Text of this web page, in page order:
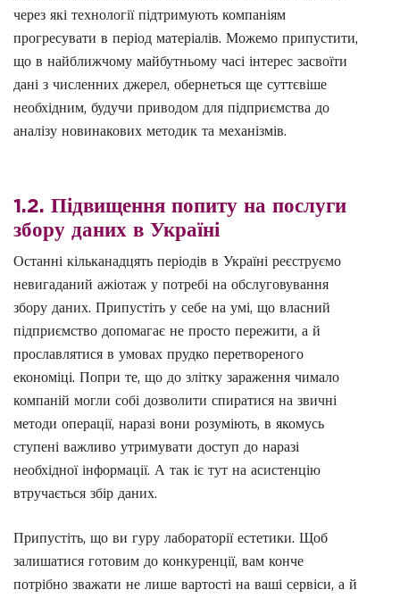
через які технології підтримують компаніям
прогресувати в період матеріалів. Можемо припустити,
що в найближчому майбутньому часі інтерес засвоїти
дані з численних джерел, обернеться ще суттєвіше
необхідним, будучи приводом для підприємства до
аналізу новинакових методик та механізмів.
1.2. Підвищення попиту на послуги
збору даних в Україні
Останні кільканадцять періодів в Україні реєструємо
невигаданий ажіотаж у потребі на обслуговування
збору даних. Припустіть у себе на умі, що власний
підприємство допомагає не просто пережити, а й
прославлятися в умовах прудко перетвореного
економіці. Попри те, що до злітку зараження чимало
компаній могли собі дозволити спиратися на звичні
методи операції, наразі вони розуміють, в якомусь
ступені важливо утримувати доступ до наразі
необхідної інформації. А так іє тут на асистенцію
втручається збір даних.
Припустіть, що ви гуру лабораторії естетики. Щоб
залишатися готовим до конкуренції, вам конче
потрібно зважати не лише вартості на ваші сервіси, а й